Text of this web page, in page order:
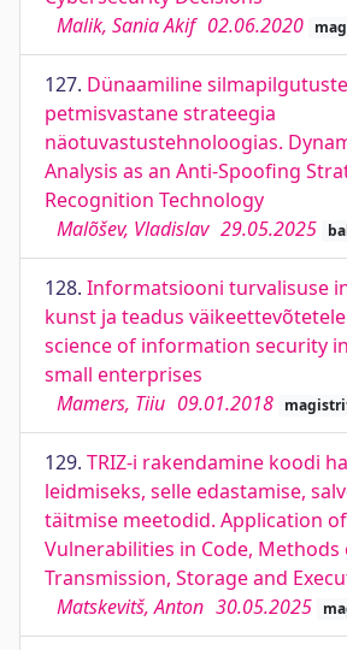
Malik, Sania Akif 02.06.2020
127. Dünaamiline
petmisvastane strateegia
näotuvastustehnoloogias.
Analysis as an Anti-Spoofing
Recognition Technology
Malõšev, Vladislav 29.05.2025
128. Informatsiooni turvalisuse
kunst ja teadus
science of information security
small enterprises
Mamers, Tiiu 09.01.2018
129. TRIZ-i rakendamine koodi
leidmiseks, selle edastamise,
täitmise meetodid. Application of
Vulnerabilities in Code, Methods
Transmission, Storage and
Matskevitš, Anton 30.05.2025